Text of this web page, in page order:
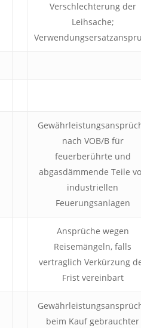
Verschlechterung der
Leihsache;
nach VOB/B für
feuerberührte und
abgasdämmende Teile
industriellen
Feuerungsanlagen
Ansprüche wegen
Reisemängeln, falls
vertraglich Verkürzung
Frist vereinbart
beim Kauf gebrauchter